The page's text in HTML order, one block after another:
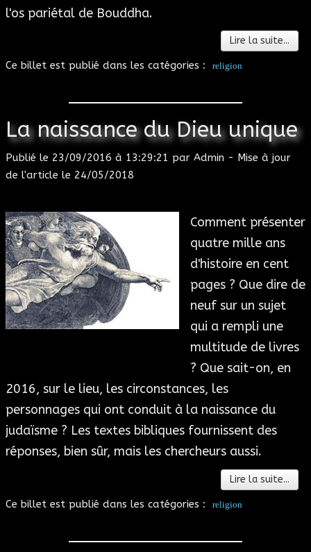
l'os pariétal de Bouddha.
Lire la suite...
Ce billet est publié dans les catégories : religion
La naissance du Dieu unique
Publié le 23/09/2016 à 13:29:21 par Admin - Mise à jour
de l'article le 24/05/2018
Comment présenter
quatre mille ans
d'histoire en cent
pages ? Que dire de
neuf sur un sujet
qui a rempli une
multitude de livres
? Que sait-on, en
2016, sur le lieu, les circonstances, les
personnages qui ont conduit à la naissance du
judaïsme ? Les textes bibliques fournissent des
réponses, bien sûr, mais les chercheurs aussi.
Lire la suite...
Ce billet est publié dans les catégories : religion